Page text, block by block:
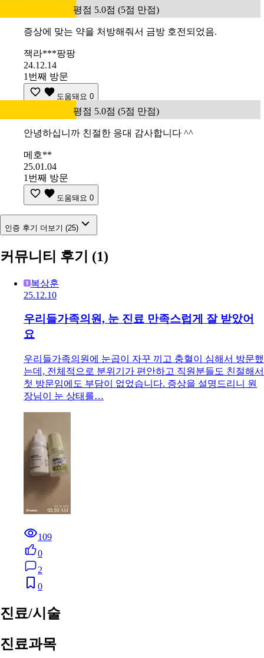
평점 5.0점 (5점 만점)
증상에 맞는 약을 처방해줘서 금방 호전되었음.
잭라***팡팡
24.12.14
1번째 방문
도움돼요 0
평점 5.0점 (5점 만점)
안녕하십니까 친절한 응대 감사합니다 ^^
메호**
25.01.04
1번째 방문
도움돼요 0
인증 후기 더보기 (25)
커뮤니티 후기 (1)
복상훈
25.12.10
우리들가족의원, 눈 진료 만족스럽게 잘 받았어
요
우리들가족의원에 눈곱이 자꾸 끼고 충혈이 심해서 방문했
는데, 전체적으로 분위기가 편안하고 직원분들도 친절해서
첫 방문임에도 부담이 없었습니다. 증상을 설명드리니 원
장님이 눈 상태를…
109
0
2
0
진료/시술
진료과목